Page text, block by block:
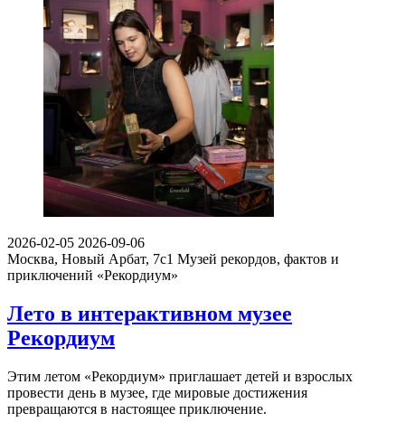
2026-02-05 2026-09-06
Москва, Новый Арбат, 7с1 Музей рекордов, фактов и
приключений «Рекордиум»
Лето в интерактивном музее
Рекордиум
Этим летом «Рекордиум» приглашает детей и взрослых
провести день в музее, где мировые достижения
превращаются в настоящее приключение.